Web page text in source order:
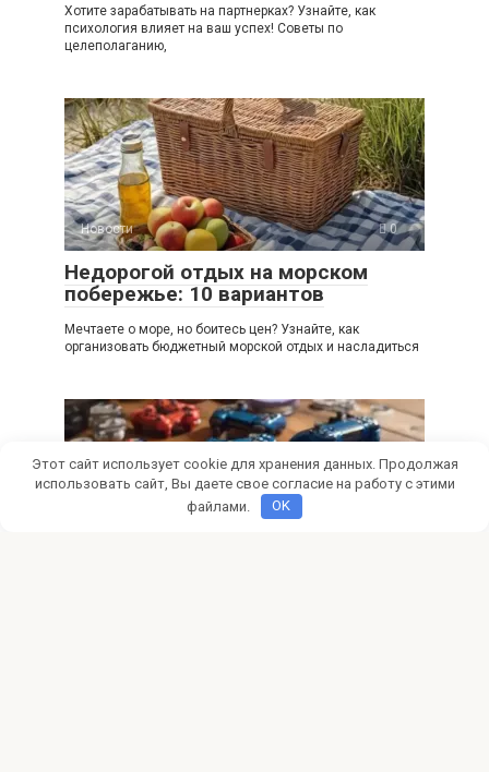
Хотите зарабатывать на партнерках? Узнайте, как
психология влияет на ваш успех! Советы по
целеполаганию,
Новости 0
Недорогой отдых на морском
побережье: 10 вариантов
Мечтаете о море, но боитесь цен? Узнайте, как
организовать бюджетный морской отдых и насладиться
Этот сайт использует cookie для хранения данных. Продолжая
использовать сайт, Вы даете свое согласие на работу с этими
файлами.
OK